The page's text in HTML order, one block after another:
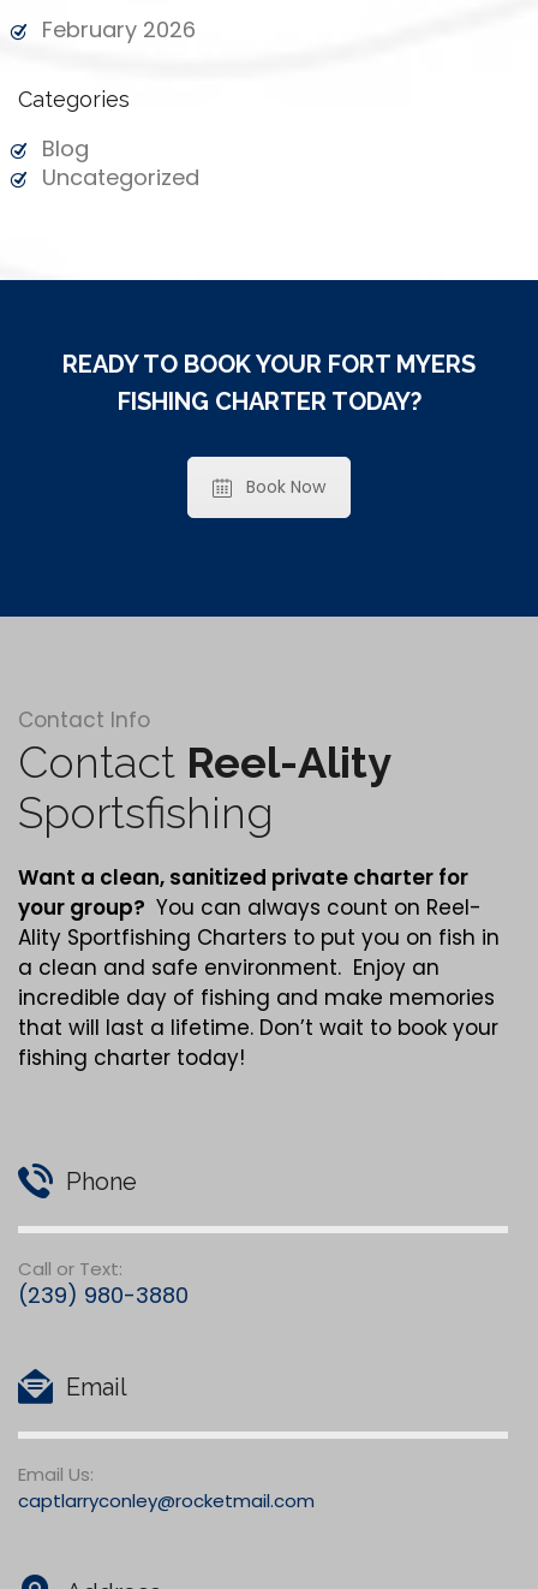
February 2026
Categories
Blog
Uncategorized
READY TO BOOK YOUR FORT MYERS
FISHING CHARTER TODAY?
Book Now
Contact Info
Contact Reel-Ality
Sportsfishing
Want a clean, sanitized private charter for
your group? You can always count on Reel-
Ality Sportfishing Charters to put you on fish in
a clean and safe environment. Enjoy an
incredible day of fishing and make memories
that will last a lifetime. Don’t wait to book your
fishing charter today!
Phone
Call or Text:
(239) 980-3880
Email
Email Us:
captlarryconley@rocketmail.com